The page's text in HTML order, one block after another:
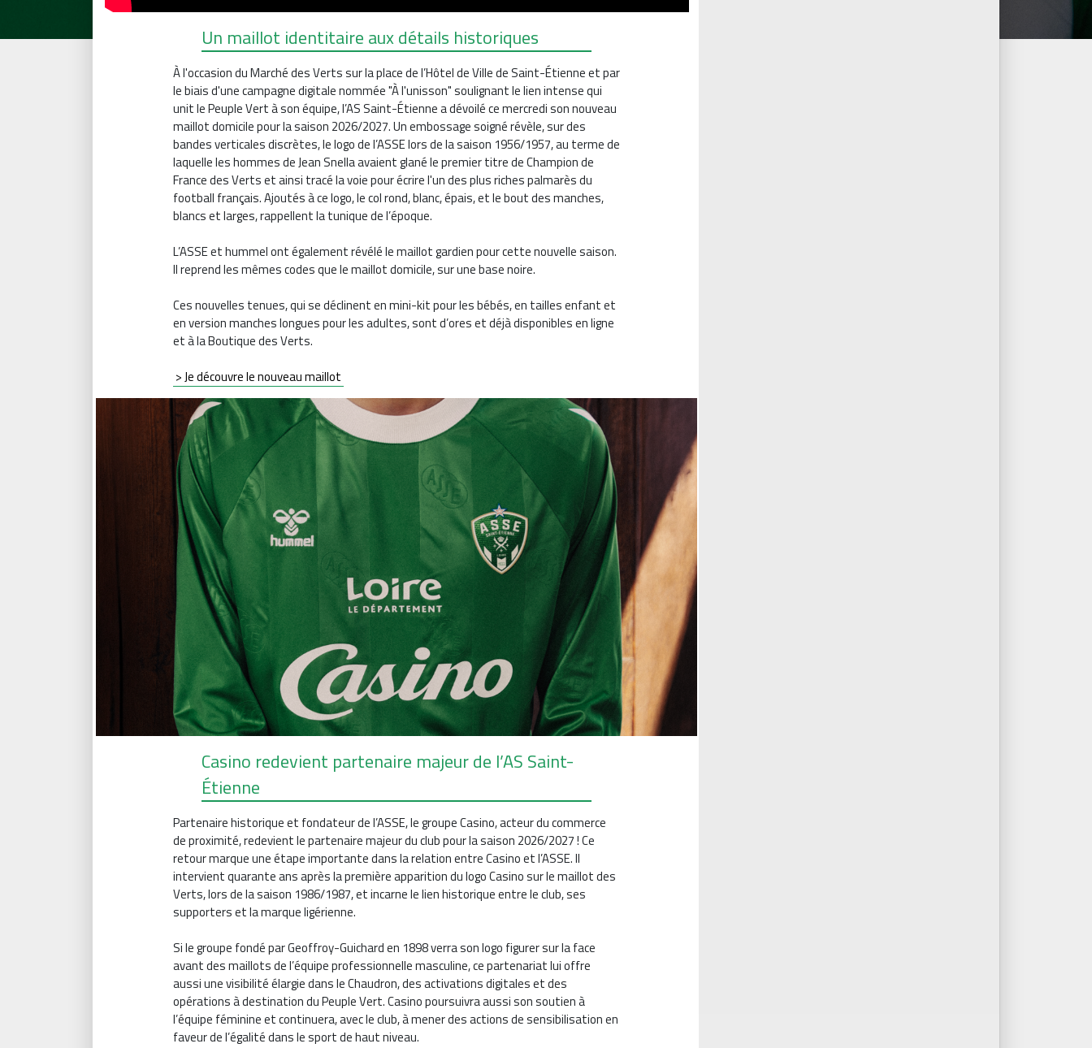
Un maillot identitaire aux détails historiques
À l'occasion du Marché des Verts sur la place de l’Hôtel de Ville de Saint-Étienne et par
le biais d'une campagne digitale nommée "À l'unisson" soulignant le lien intense qui
unit le Peuple Vert à son équipe, l’AS Saint-Étienne a dévoilé ce mercredi son nouveau
maillot domicile pour la saison 2026/2027. Un embossage soigné révèle, sur des
bandes verticales discrètes, le logo de l’ASSE lors de la saison 1956/1957, au terme de
laquelle les hommes de Jean Snella avaient glané le premier titre de Champion de
France des Verts et ainsi tracé la voie pour écrire l'un des plus riches palmarès du
football français. Ajoutés à ce logo, le col rond, blanc, épais, et le bout des manches,
blancs et larges, rappellent la tunique de l’époque.
L’ASSE et hummel ont également révélé le maillot gardien pour cette nouvelle saison.
Il reprend les mêmes codes que le maillot domicile, sur une base noire.
Ces nouvelles tenues, qui se déclinent en mini-kit pour les bébés, en tailles enfant et
en version manches longues pour les adultes, sont d’ores et déjà disponibles en ligne
et à la Boutique des Verts.
> Je découvre le nouveau maillot
Casino redevient partenaire majeur de l’AS Saint-
Étienne
Partenaire historique et fondateur de l’ASSE, le groupe Casino, acteur du commerce
de proximité, redevient le partenaire majeur du club pour la saison 2026/2027 ! Ce
retour marque une étape importante dans la relation entre Casino et l’ASSE. Il
intervient quarante ans après la première apparition du logo Casino sur le maillot des
Verts, lors de la saison 1986/1987, et incarne le lien historique entre le club, ses
supporters et la marque ligérienne.
Si le groupe fondé par Geoffroy-Guichard en 1898 verra son logo figurer sur la face
avant des maillots de l’équipe professionnelle masculine, ce partenariat lui offre
aussi une visibilité élargie dans le Chaudron, des activations digitales et des
opérations à destination du Peuple Vert. Casino poursuivra aussi son soutien à
l’équipe féminine et continuera, avec le club, à mener des actions de sensibilisation en
faveur de l’égalité dans le sport de haut niveau.